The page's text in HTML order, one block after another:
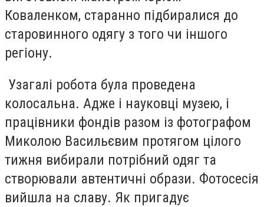
Коваленком, старанно підбиралися до
старовинного одягу з того чи іншого
регіону.
Узагалі робота була проведена
колосальна. Адже і науковці музею, і
працівники фондів разом із фотографом
Миколою Васильєвим протягом цілого
тижня вибирали потрібний одяг та
створювали автентичні образи. Фотосесія
вийшла на славу. Як пригадує